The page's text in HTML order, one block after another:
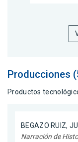
Producciones
Productos
BEGAZO RUIZ,
Narración de